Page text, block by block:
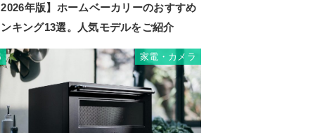
年版】ホームベーカリーのおすすめ
キング13選。人気モデルをご紹介
家電・カメラ